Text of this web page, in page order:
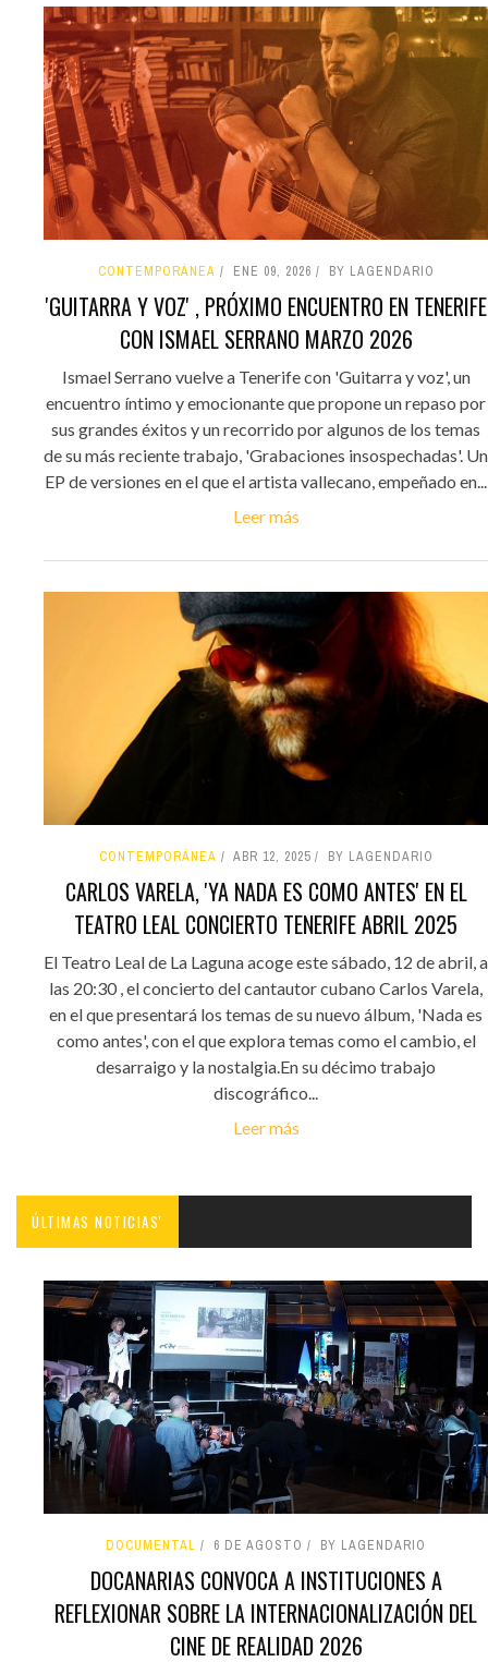
CONTEMPORÁNEA ENE 09, 2026 BY LAGENDARIO
'GUITARRA Y VOZ' , PRÓXIMO ENCUENTRO EN TENERIFE
CON ISMAEL SERRANO MARZO 2026
Ismael Serrano vuelve a Tenerife con 'Guitarra y voz', un
encuentro íntimo y emocionante que propone un repaso por
sus grandes éxitos y un recorrido por algunos de los temas
de su más reciente trabajo, 'Grabaciones insospechadas'. Un
EP de versiones en el que el artista vallecano, empeñado en...
Leer más
CONTEMPORÁNEA ABR 12, 2025 BY LAGENDARIO
CARLOS VARELA, 'YA NADA ES COMO ANTES' EN EL
TEATRO LEAL CONCIERTO TENERIFE ABRIL 2025
El Teatro Leal de La Laguna acoge este sábado, 12 de abril, a
las 20:30 , el concierto del cantautor cubano Carlos Varela,
en el que presentará los temas de su nuevo álbum, 'Nada es
como antes', con el que explora temas como el cambio, el
desarraigo y la nostalgia.En su décimo trabajo
discográfico...
Leer más
ÚLTIMAS NOTICIAS'
DOCUMENTAL 6 DE AGOSTO BY LAGENDARIO
DOCANARIAS CONVOCA A INSTITUCIONES A
REFLEXIONAR SOBRE LA INTERNACIONALIZACIÓN DEL
CINE DE REALIDAD 2026